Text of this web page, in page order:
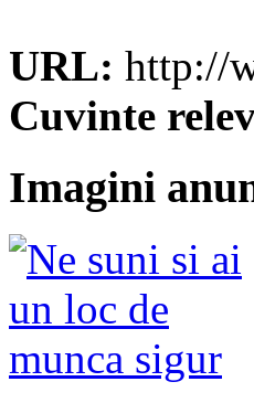
URL: http://
Cuvinte
Imagini